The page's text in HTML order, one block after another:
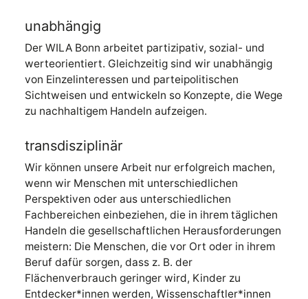
unabhängig
Der WILA Bonn arbeitet partizipativ, sozial- und
werteorientiert. Gleichzeitig sind wir unabhängig
von Einzelinteressen und parteipolitischen
Sichtweisen und entwickeln so Konzepte, die Wege
zu nachhaltigem Handeln aufzeigen.
transdisziplinär
Wir können unsere Arbeit nur erfolgreich machen,
wenn wir Menschen mit unterschiedlichen
Perspektiven oder aus unterschiedlichen
Fachbereichen einbeziehen, die in ihrem täglichen
Handeln die gesellschaftlichen Herausforderungen
meistern: Die Menschen, die vor Ort oder in ihrem
Beruf dafür sorgen, dass z. B. der
Flächenverbrauch geringer wird, Kinder zu
Entdecker*innen werden, Wissenschaftler*innen